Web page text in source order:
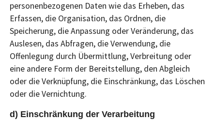
personenbezogenen Daten wie das Erheben, das
Erfassen, die Organisation, das Ordnen, die
Speicherung, die Anpassung oder Veränderung, das
Auslesen, das Abfragen, die Verwendung, die
Offenlegung durch Übermittlung, Verbreitung oder
eine andere Form der Bereitstellung, den Abgleich
oder die Verknüpfung, die Einschränkung, das Löschen
oder die Vernichtung.
d) Einschränkung der Verarbeitung